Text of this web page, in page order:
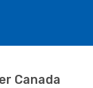
Canada